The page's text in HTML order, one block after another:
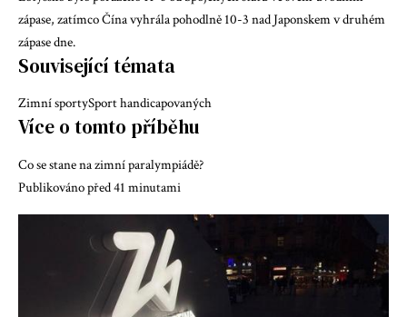
zápase, zatímco Čína vyhrála pohodlně 10-3 nad Japonskem v druhém
zápase dne.
Související témata
Zimní sportySport handicapovaných
Více o tomto příběhu
Co se stane na zimní paralympiádě?
Publikováno před 41 minutami